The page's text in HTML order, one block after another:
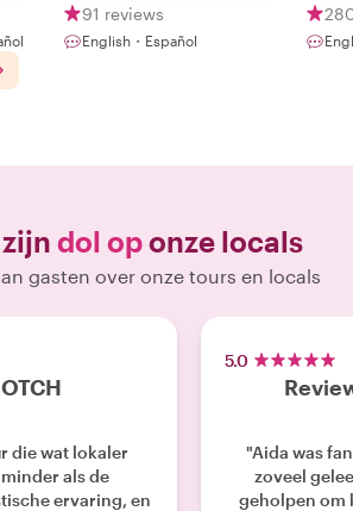
91 reviews
English・Español
dol oponze locals
gasten over onze tours en locals
die wat lokaler
als de
ervaring, en
5.0
"Aida was
zoveel
geholpen om